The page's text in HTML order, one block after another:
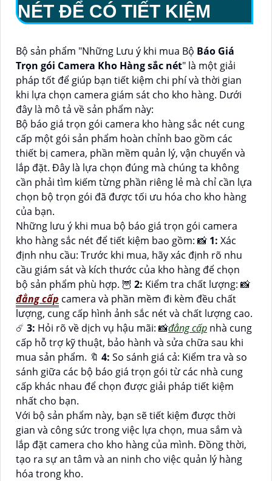
NÉT ĐỂ CÓ TIẾT KIỆM
Bộ sản phẩm "Những Lưu ý khi mua Bộ Báo Giá
Trọn gói Camera Kho Hàng sắc nét" là một giải
pháp tốt để giúp bạn tiết kiệm chi phí và thời gian
khi lựa chọn camera giám sát cho kho hàng. Dưới
đây là mô tả về sản phẩm này:
Bộ báo giá trọn gói camera kho hàng sắc nét cung
cấp một gói sản phẩm hoàn chỉnh bao gồm các
thiết bị camera, phần mềm quản lý, vận chuyển và
lắp đặt. Đây là lựa chọn đúng mà chúng ta không
cần phải tìm kiếm từng phần riêng lẻ mà chỉ cần lựa
chọn bộ trọn gói đã được tối ưu hóa cho kho hàng
của bạn.
Những lưu ý khi mua bộ báo giá trọn gói camera
kho hàng sắc nét để tiết kiệm bao gồm: 📸 1: Xác
định nhu cầu: Trước khi mua, hãy xác định rõ nhu
cầu giám sát và kích thước của kho hàng để chọn
bộ sản phẩm phù hợp. 🦉 2: Kiểm tra chất lượng: 📸
đẳng cấp camera và phần mềm đi kèm đều chất
lượng, cung cấp hình ảnh sắc nét và chất lượng cao.
☄️ 3: Hỏi rõ về dịch vụ hậu mãi: 📸đẳng cấp nhà cung
cấp hỗ trợ kỹ thuật, bảo hành và sửa chữa sau khi
mua sản phẩm. 🔖 4: So sánh giá cả: Kiểm tra và so
sánh giữa các bộ báo giá trọn gói từ các nhà cung
cấp khác nhau để chọn được giải pháp tiết kiệm
nhất cho bạn.
Với bộ sản phẩm này, bạn sẽ tiết kiệm được thời
gian và công sức trong việc lựa chọn, mua sắm và
lắp đặt camera cho kho hàng của mình. Đồng thời,
tạo ra sự an tâm và an ninh cho việc quản lý hàng
hóa trong kho.